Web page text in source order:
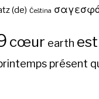
(de) Čeština
cœur earth est
présent